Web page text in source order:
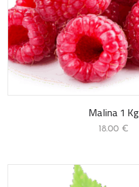
Malina 1 Kg
18.00 €